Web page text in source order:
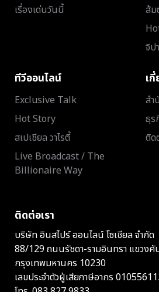
เรื่องเด่นวันนี้
ส้ม
จิป
ทีวีออนไลน์
Exclusive Talk
Hot Story
สเปเชียล วาไรตี้
Live Broadcast / The
Billionaire Way
เ
สำ
ธุร
ติด
ติดต่อเรา
บริษัท อินสไปร์ ออนไลน์ โซเชียล จำกัด
88/129 ถนนรัชดา-รามอินทรา แขวงคั
กรุงเทพมหานคร 10230
เลขประจำตัวผู้เสียภาษีอากร